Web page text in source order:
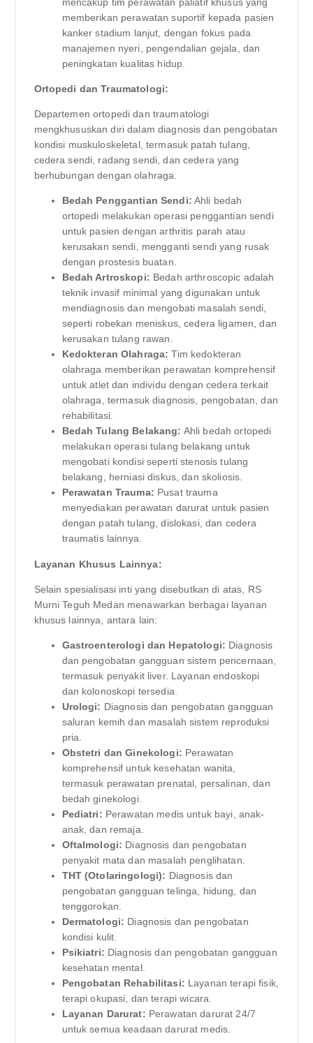
mencakup tim perawatan paliatif khusus yang
memberikan perawatan suportif kepada pasien
kanker stadium lanjut, dengan fokus pada
manajemen nyeri, pengendalian gejala, dan
peningkatan kualitas hidup.
Ortopedi dan Traumatologi:
Departemen ortopedi dan traumatologi
mengkhususkan diri dalam diagnosis dan pengobatan
kondisi muskuloskeletal, termasuk patah tulang,
cedera sendi, radang sendi, dan cedera yang
berhubungan dengan olahraga.
Bedah Penggantian Sendi: Ahli bedah
ortopedi melakukan operasi penggantian sendi
untuk pasien dengan arthritis parah atau
kerusakan sendi, mengganti sendi yang rusak
dengan prostesis buatan.
Bedah Artroskopi: Bedah arthroscopic adalah
teknik invasif minimal yang digunakan untuk
mendiagnosis dan mengobati masalah sendi,
seperti robekan meniskus, cedera ligamen, dan
kerusakan tulang rawan.
Kedokteran Olahraga: Tim kedokteran
olahraga memberikan perawatan komprehensif
untuk atlet dan individu dengan cedera terkait
olahraga, termasuk diagnosis, pengobatan, dan
rehabilitasi.
Bedah Tulang Belakang: Ahli bedah ortopedi
melakukan operasi tulang belakang untuk
mengobati kondisi seperti stenosis tulang
belakang, herniasi diskus, dan skoliosis.
Perawatan Trauma: Pusat trauma
menyediakan perawatan darurat untuk pasien
dengan patah tulang, dislokasi, dan cedera
traumatis lainnya.
Layanan Khusus Lainnya:
Selain spesialisasi inti yang disebutkan di atas, RS
Murni Teguh Medan menawarkan berbagai layanan
khusus lainnya, antara lain:
Gastroenterologi dan Hepatologi: Diagnosis
dan pengobatan gangguan sistem pencernaan,
termasuk penyakit liver. Layanan endoskopi
dan kolonoskopi tersedia.
Urologi: Diagnosis dan pengobatan gangguan
saluran kemih dan masalah sistem reproduksi
pria.
Obstetri dan Ginekologi: Perawatan
komprehensif untuk kesehatan wanita,
termasuk perawatan prenatal, persalinan, dan
bedah ginekologi.
Pediatri: Perawatan medis untuk bayi, anak-
anak, dan remaja.
Oftalmologi: Diagnosis dan pengobatan
penyakit mata dan masalah penglihatan.
THT (Otolaringologi): Diagnosis dan
pengobatan gangguan telinga, hidung, dan
tenggorokan.
Dermatologi: Diagnosis dan pengobatan
kondisi kulit.
Psikiatri: Diagnosis dan pengobatan gangguan
kesehatan mental.
Pengobatan Rehabilitasi: Layanan terapi fisik,
terapi okupasi, dan terapi wicara.
Layanan Darurat: Perawatan darurat 24/7
untuk semua keadaan darurat medis.